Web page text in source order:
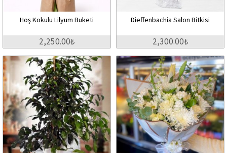
Hoş Kokulu Lilyum Buketi
2,250.00₺
Dieffenbachia Salon Bitkisi
2,300.00₺